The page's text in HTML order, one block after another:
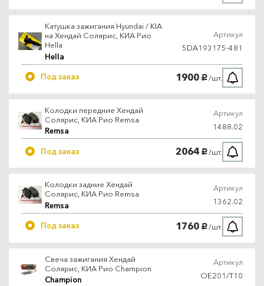
Катушка зажигания Hyundai / KIA
на Хендай Солярис, КИА Рио
Hella
Hella
Артикул
5DA193175-481
Под заказ 1900 руб./шт.
Колодки передние Хендай
Солярис, КИА Рио Remsa
Remsa
Артикул
1488.02
Под заказ 2064 руб./шт.
Колодки задние Хендай
Солярис, КИА Рио Remsa
Remsa
Артикул
1362.02
Под заказ 1760 руб./шт.
Свеча зажигания Хендай
Солярис, КИА Рио Champion
Champion
Артикул
OE201/T10